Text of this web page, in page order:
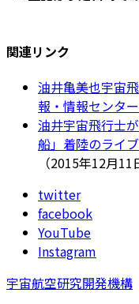
関連リンク
油井亀美也宇宙
報・情報センター
油井宇宙飛行士
船」着陸のライ
（2015年12月
twitter
facebook
YouTube
Instagram
宇宙航空研究開発機構